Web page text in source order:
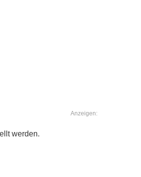
Anzeigen:
werden.